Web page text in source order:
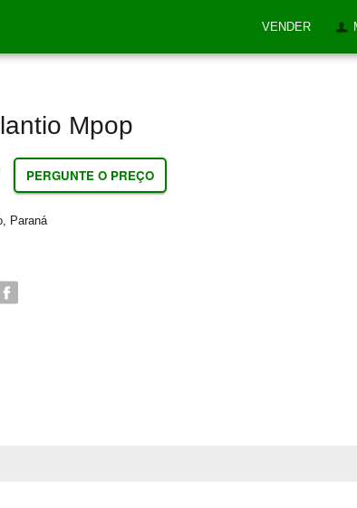
VENDER
Mpop
PERGUNTE O PREÇO
Paraná